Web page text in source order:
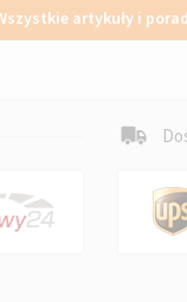
artykuły i